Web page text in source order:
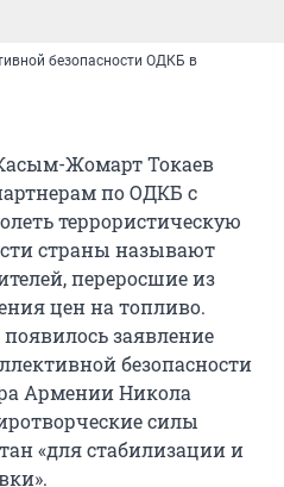
безопасности ОДКБ в
Жомарт Токаев
по ОДКБ c
террористическую
страны называют
переросшие из
цен на топливо.
заявление
безопасности
Армении Никола
силы
«для стабилизации и